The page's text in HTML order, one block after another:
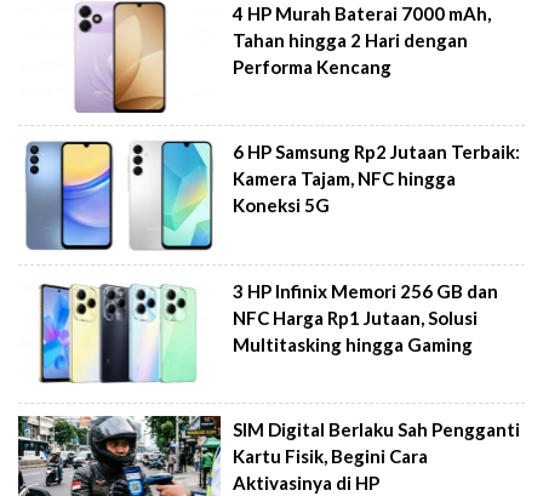
4 HP Murah Baterai 7000 mAh,
Tahan hingga 2 Hari dengan
Performa Kencang
6 HP Samsung Rp2 Jutaan Terbaik:
Kamera Tajam, NFC hingga
Koneksi 5G
3 HP Infinix Memori 256 GB dan
NFC Harga Rp1 Jutaan, Solusi
Multitasking hingga Gaming
SIM Digital Berlaku Sah Pengganti
Kartu Fisik, Begini Cara
Aktivasinya di HP